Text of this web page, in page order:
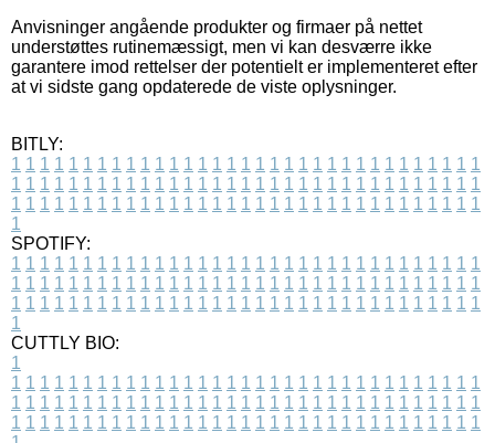
Anvisninger angående produkter og firmaer på nettet
understøttes rutinemæssigt, men vi kan desværre ikke
garantere imod rettelser der potentielt er implementeret efter
at vi sidste gang opdaterede de viste oplysninger.
BITLY:
1 1 1 1 1 1 1 1 1 1 1 1 1 1 1 1 1 1 1 1 1 1 1 1 1 1 1 1 1 1 1 1 1
1 1 1 1 1 1 1 1 1 1 1 1 1 1 1 1 1 1 1 1 1 1 1 1 1 1 1 1 1 1 1 1 1
1 1 1 1 1 1 1 1 1 1 1 1 1 1 1 1 1 1 1 1 1 1 1 1 1 1 1 1 1 1 1 1 1
1
SPOTIFY:
1 1 1 1 1 1 1 1 1 1 1 1 1 1 1 1 1 1 1 1 1 1 1 1 1 1 1 1 1 1 1 1 1
1 1 1 1 1 1 1 1 1 1 1 1 1 1 1 1 1 1 1 1 1 1 1 1 1 1 1 1 1 1 1 1 1
1 1 1 1 1 1 1 1 1 1 1 1 1 1 1 1 1 1 1 1 1 1 1 1 1 1 1 1 1 1 1 1 1
1
CUTTLY BIO:
1
1 1 1 1 1 1 1 1 1 1 1 1 1 1 1 1 1 1 1 1 1 1 1 1 1 1 1 1 1 1 1 1 1
1 1 1 1 1 1 1 1 1 1 1 1 1 1 1 1 1 1 1 1 1 1 1 1 1 1 1 1 1 1 1 1 1
1 1 1 1 1 1 1 1 1 1 1 1 1 1 1 1 1 1 1 1 1 1 1 1 1 1 1 1 1 1 1 1 1